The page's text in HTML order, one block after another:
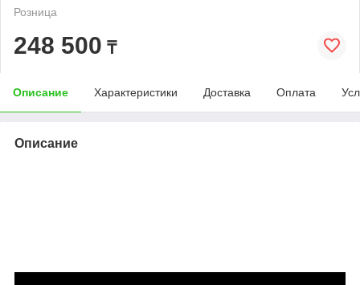
Розница
248 500 ₸
Описание Характеристики Доставка Оплата
Описание